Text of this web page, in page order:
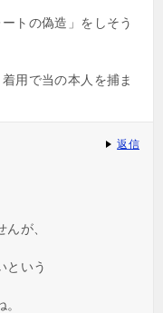
トの偽造」をしそう
用で当の本人を捕ま
が、
という
返信